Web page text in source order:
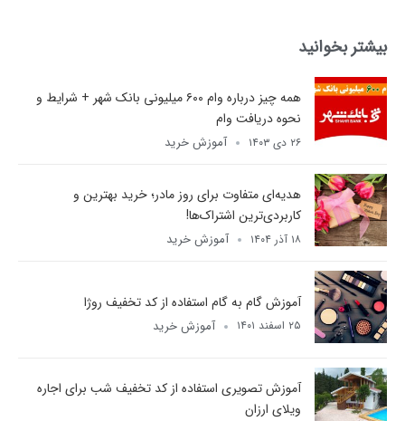
بیشتر بخوانید
همه چیز درباره وام ۶۰۰ میلیونی بانک شهر + شرایط و
نحوه دریافت وام
۲۶ دی ۱۴۰۳ آموزش خرید
هدیه‌ای متفاوت برای روز مادر؛ خرید بهترین و
کاربردی‌ترین اشتراک‌ها!
۱۸ آذر ۱۴۰۴ آموزش خرید
آموزش گام به گام استفاده از کد تخفیف روژا
۲۵ اسفند ۱۴۰۱ آموزش خرید
آموزش تصویری استفاده از کد تخفیف شب برای اجاره
ویلای ارزان